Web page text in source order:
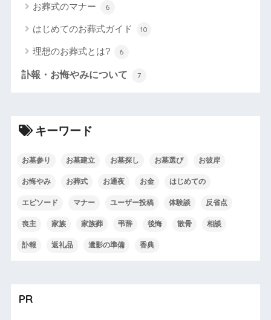
お葬式のマナー 6
はじめてのお葬式ガイド 10
理想のお葬式とは? 6
訃報・お悔やみについて 7
キーワード
お墓参り お墓建立 お墓探し お墓選び お彼岸
お悔やみ お葬式 お通夜 お金 はじめての
エピソード マナー ユーザー投稿 体験談 反省点
喪主 家族 家族葬 弔辞 後悔 散骨 相談
訃報 返礼品 遺影の準備 香典
PR